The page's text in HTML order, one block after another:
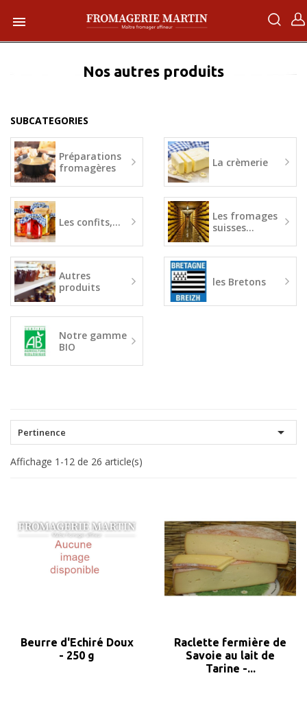

Nos autres produits
SUBCATEGORIES
Préparations
fromagères
La crèmerie
Les confits,...
Les fromages
suisses...
Autres
produits
les Bretons
Notre gamme
BIO
Pertinence 
Affichage 1-12 de 26 article(s)
Beurre d'Echiré Doux
- 250 g
Raclette fermière de
Savoie au lait de
Tarine -...